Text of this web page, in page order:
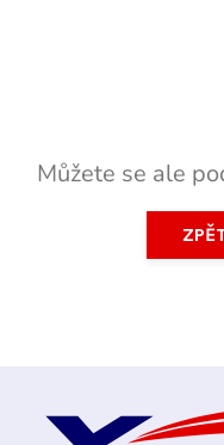
Můžete se ale